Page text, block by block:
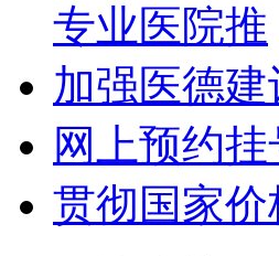
专业医院推
加强医德
网上预约
贯彻国家